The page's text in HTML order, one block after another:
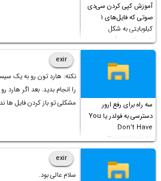
آموزش کپی کردن سی‌دی
صوتی که فایل‌های ۱
کیلوبایتی به شکل
شورت‌کات در آن موجود
است!
سه راه برای رفع ارور
دسترسی به فولدر یا You
Don’t Have
Permission to
Access this folder
exir
مشکلی تو باز کردن فایل ها
exir
سلام عالی بود.